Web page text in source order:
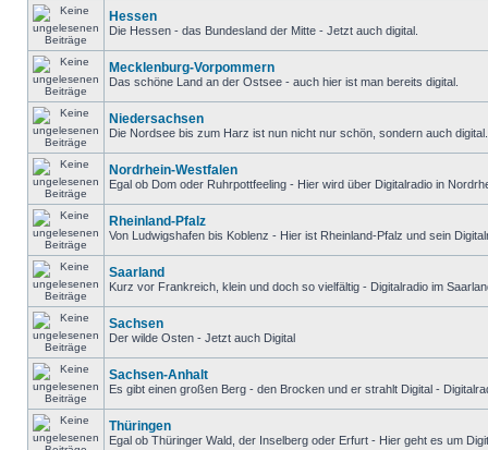
Hessen
Die Hessen - das Bundesland der Mitte - Jetzt auch digital.
Mecklenburg-Vorpommern
Das schöne Land an der Ostsee - auch hier ist man bereits digital.
Niedersachsen
Die Nordsee bis zum Harz ist nun nicht nur schön, sondern auch digital.
Nordrhein-Westfalen
Egal ob Dom oder Ruhrpottfeeling - Hier wird über Digitalradio in
Rheinland-Pfalz
Von Ludwigshafen bis Koblenz - Hier ist Rheinland-Pfalz und sein
Saarland
Kurz vor Frankreich, klein und doch so vielfältig - Digitalradio im
Sachsen
Der wilde Osten - Jetzt auch Digital
Sachsen-Anhalt
Es gibt einen großen Berg - den Brocken und er strahlt Digital -
Thüringen
Egal ob Thüringer Wald, der Inselberg oder Erfurt - Hier geht es um